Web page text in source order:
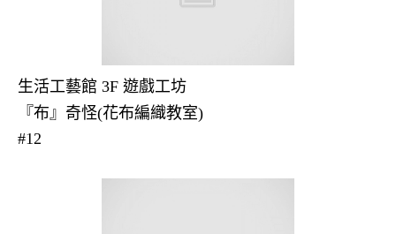
生活工藝館 3F 遊戲工坊
『布』奇怪(花布編織教室)
#12